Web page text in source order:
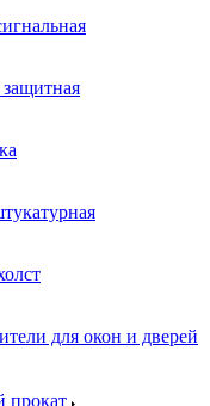
для окон и дверей